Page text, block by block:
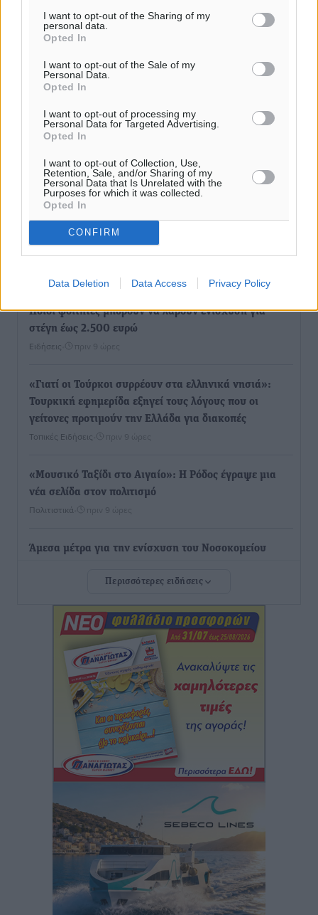
I want to opt-out of the Sharing of my
personal data.
Opted In
I want to opt-out of the Sale of my
Personal Data.
Opted In
I want to opt-out of processing my
Personal Data for Targeted Advertising.
Opted In
I want to opt-out of Collection, Use,
Retention, Sale, and/or Sharing of my
Personal Data that Is Unrelated with the
Purposes for which it was collected.
Opted In
CONFIRM
Data Deletion Data Access Privacy Policy
Ροή ειδήσεων
Τριήμερο εξόδου: Πάνω από 129.000 επιβάτες
αναχωρούν από Πειραιά, Ραφήνα και Λαύριο
Ειδήσεις• πριν 8 ώρες
Τι αλλάζει το χωροταξικό στις τουριστικές επενδύσεις
Τοπικές Ειδήσεις• πριν 8 ώρες
ΥΠΑΑΤ: 12,5 εκατ. ευρώ στις 13 Περιφέρειες για μέτρα
βιοασφάλειας
Ποιοι φοιτητές μπορούν να λάβουν ενίσχυση για
στέγη έως 2.500 ευρώ
Ειδήσεις πριν 9 ώρες
«Γιατί οι Τούρκοι συρρέουν στα ελληνικά νησιά»:
Τουρκική εφημερίδα εξηγεί τους λόγους που οι
γείτονες προτιμούν την Ελλάδα για διακοπές
Τοπικές Ειδήσεις πριν 9 ώρες
«Μουσικό Ταξίδι στο Αιγαίο»: Η Ρόδος έγραψε μια
νέα σελίδα στον πολιτισμό
Πολιτιστικά πριν 9 ώρες
Άμεσα μέτρα για την ενίσχυση του Νοσοκομείου
ανακοίνωσε ο Άδωνις Γεωργιάδης
Iατρικός Σύλλογος Ροδου προς Α. Γεωργιάδη:
Στρατηγικές Προτάσεις για την Ενίσχυση της
Δημόσιας Υγείας στη Νησιωτική Ελλάδα και στα
Νοσοκομεία της Γ΄ Ζώνης
Τοπικές Ειδήσεις πριν 10 ώρες
Πάνθηρες: Ξεκίνησαν αισιόδοξοι για την παρθενική
“πτήση” τους
Αθλητικά• πριν 10 ώρες
Άρης Αρχαγγέλου: Στο πλευρό του άτυχου Ιάκωβου
Θωμά
Αθλητικά• πριν 10 ώρες
Φοίβος: Η μεγάλη επιστροφή του Μπρένο Σαλβατιέρα
πριν 10 ώρες
Περισσότερες ειδήσεις